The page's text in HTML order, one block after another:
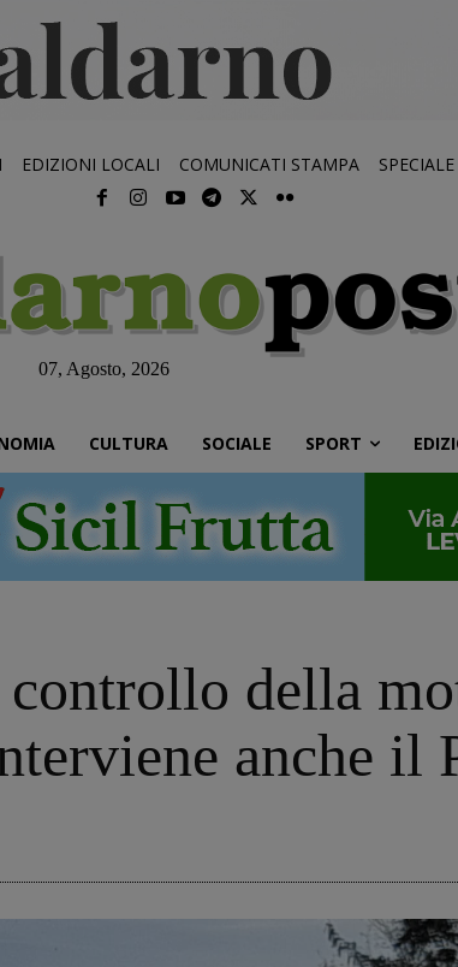
EDIZIONI LOCALI COMUNICATI STAMPA
07, Agosto, 2026
CULTURA SOCIALE SPORT
della
anche il